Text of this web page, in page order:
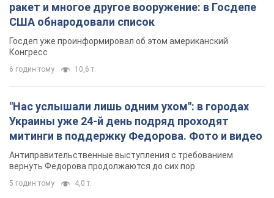
ракет и многое другое вооружение: в Госдепе
США обнародовали список
Госдеп уже проинформировал об этом американский
Конгресс
6 годин тому 10,6 т.
"Нас услышали лишь одним ухом": в городах
Украины уже 24-й день подряд проходят
митинги в поддержку Федорова. Фото и видео
Антиправительственные выступления с требованием
вернуть Федорова продолжаются до сих пор
5 годин тому 4,0 т.